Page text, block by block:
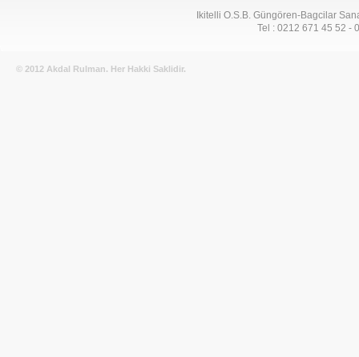
Ikitelli O.S.B. Güngören-Bagcilar
Tel : 0212 671 45 52 -
© 2012 Akdal Rulman. Her Hakki Saklidir.